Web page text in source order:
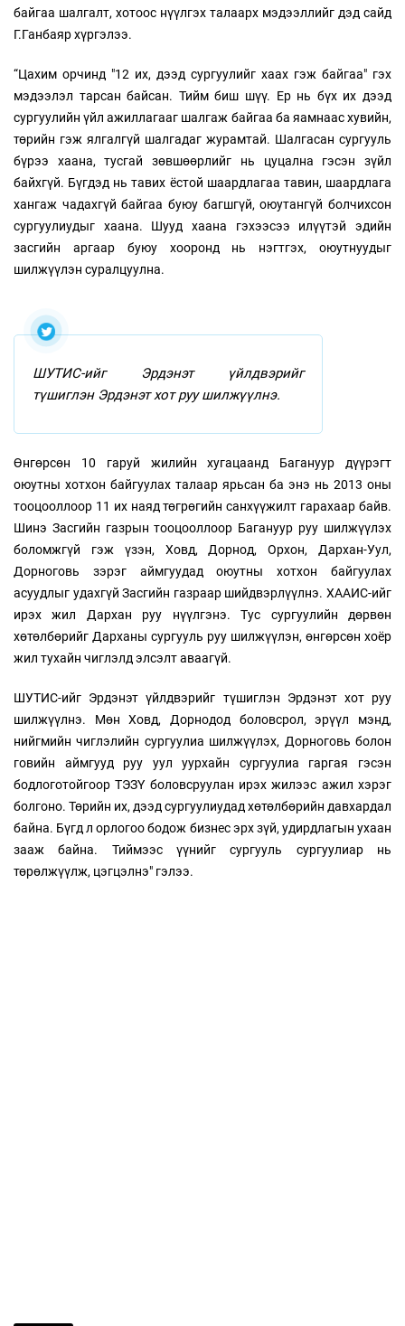
байгаа шалгалт, хотоос нүүлгэх талаарх мэдээллийг дэд сайд
Г.Ганбаяр хүргэлээ.
“Цахим орчинд "12 их, дээд сургуулийг хаах гэж байгаа" гэх
мэдээлэл тарсан байсан. Тийм биш шүү. Ер нь бүх их дээд
сургуулийн үйл ажиллагааг шалгаж байгаа ба яамнаас хувийн,
төрийн гэж ялгалгүй шалгадаг журамтай. Шалгасан сургууль
бүрээ хаана, тусгай зөвшөөрлийг нь цуцална гэсэн зүйл
байхгүй. Бүгдэд нь тавих ёстой шаардлагаа тавин, шаардлага
хангаж чадахгүй байгаа буюу багшгүй, оюутангүй болчихсон
сургуулиудыг хаана. Шууд хаана гэхээсээ илүүтэй эдийн
засгийн аргаар буюу хооронд нь нэгтгэх, оюутнуудыг
шилжүүлэн суралцуулна.
ШУТИС-ийг Эрдэнэт үйлдвэрийг
түшиглэн Эрдэнэт хот руу шилжүүлнэ.
Өнгөрсөн 10 гаруй жилийн хугацаанд Багануур дүүрэгт
оюутны хотхон байгуулах талаар ярьсан ба энэ нь 2013 оны
тооцооллоор 11 их наяд төгрөгийн санхүүжилт гарахаар байв.
Шинэ Засгийн газрын тооцооллоор Багануур руу шилжүүлэх
боломжгүй гэж үзэн, Ховд, Дорнод, Орхон, Дархан-Уул,
Дорноговь зэрэг аймгуудад оюутны хотхон байгуулах
асуудлыг удахгүй Засгийн газраар шийдвэрлүүлнэ. ХААИС-ийг
ирэх жил Дархан руу нүүлгэнэ. Тус сургуулийн дөрвөн
хөтөлбөрийг Дарханы сургууль руу шилжүүлэн, өнгөрсөн хоёр
жил тухайн чиглэлд элсэлт аваагүй.
ШУТИС-ийг Эрдэнэт үйлдвэрийг түшиглэн Эрдэнэт хот руу
шилжүүлнэ. Мөн Ховд, Дорнодод боловсрол, эрүүл мэнд,
нийгмийн чиглэлийн сургуулиа шилжүүлэх, Дорноговь болон
говийн аймгууд руу уул уурхайн сургуулиа гаргая гэсэн
бодлоготойгоор ТЭЗҮ боловсруулан ирэх жилээс ажил хэрэг
болгоно. Төрийн их, дээд сургуулиудад хөтөлбөрийн давхардал
байна. Бүгд л орлогоо бодож бизнес эрх зүй, удирдлагын ухаан
зааж байна. Тиймээс үүнийг сургууль сургуулиар нь
төрөлжүүлж, цэгцэлнэ" гэлээ.